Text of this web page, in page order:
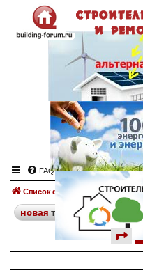
FAQ
Список форумов
новаятема